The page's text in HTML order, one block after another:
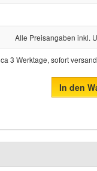
Alle Preisangaben inkl.
ca 3 Werktage, sofort
In den